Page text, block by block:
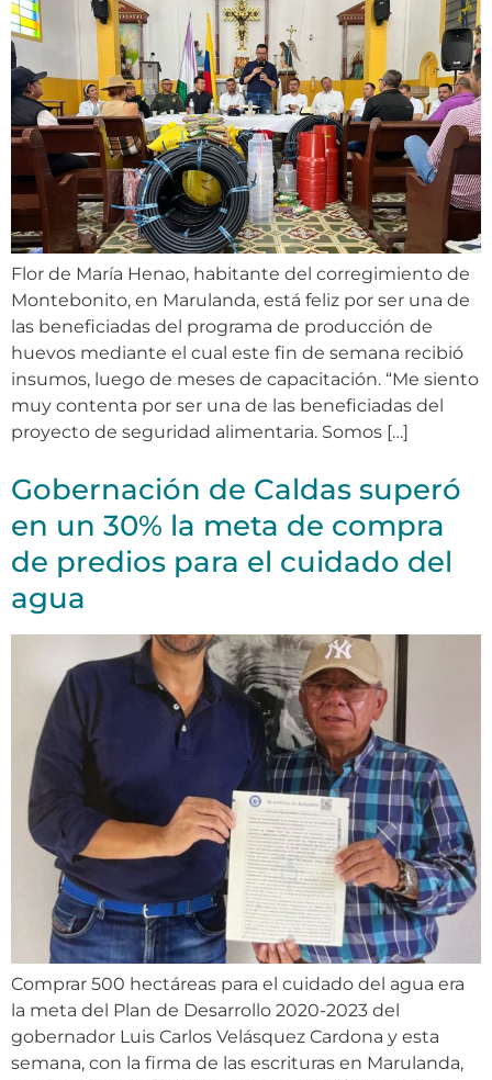
Flor de María Henao, habitante del corregimiento de
Montebonito, en Marulanda, está feliz por ser una de
las beneficiadas del programa de producción de
huevos mediante el cual este fin de semana recibió
insumos, luego de meses de capacitación. “Me siento
muy contenta por ser una de las beneficiadas del
proyecto de seguridad alimentaria. Somos […]
Gobernación de Caldas superó
en un 30% la meta de compra
de predios para el cuidado del
agua
Comprar 500 hectáreas para el cuidado del agua era
la meta del Plan de Desarrollo 2020-2023 del
gobernador Luis Carlos Velásquez Cardona y esta
semana, con la firma de las escrituras en Marulanda,